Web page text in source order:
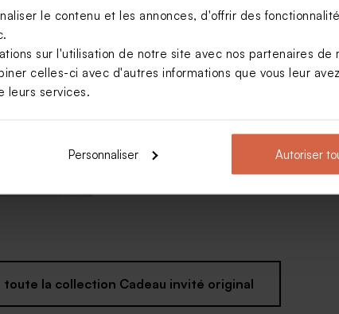
le contenu et les annonces, d'offrir des
sur l'utilisation de notre site avec nos partenaires de
celles-ci avec d'autres informations que vous leur
leurs services.
Personnaliser Autoriser
toute la collection Cadeau invité original